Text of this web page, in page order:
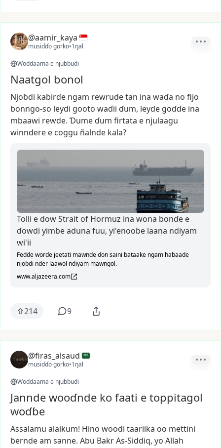
@aamir_kaya
musiɗɗo gorko•1ŋal
Woɗɗaama e njuɓɓudi
Naatgol bonol
Njoɓdi kaɓirɗe ngam rewrudetan ina waɗa no fijo
bonngo-so leydi gooto waɗii ɗum, leyɗe goɗɗe ina
mbaawi rewde. Ɗume ɗum firtata e njulaagu
winndere e coggu ñalnde kala?
Tolli e dow Strait of Hormuz ina wona bonɗe e
ɗowdi yimɓe aduna fuu, yi'enooɓe laana ndiyam
wi'ii
Fedde worɗe jeetati mawnde ɗon saini ɓataake ngam haɓaade
njoɓdi nder laawol ndiyam mawngol.
www.aljazeera.com
214 9
@firas_alsaud
musiɗɗo gorko•1ŋal
Woɗɗaama e njuɓɓudi
Jannde wooɗnde ko faati e toppitagol
woɗɓe
Assalamu alaikum! Hino woodi taariika oo mettini
ɓerndeam sanne. Abu BakrAs-Siddiq, yo Allah